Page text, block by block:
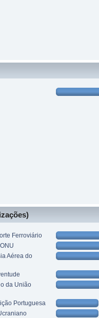
Ferroviário
Aérea do
da União
Portuguesa